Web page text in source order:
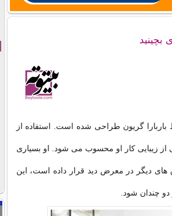
بچینید
گریون طراحی شده است. استفاده از
از زیبایی کار او محسوب می شود. او بسیاری
های دیگر در معرض دید قرار داده است، این
چندان شود.